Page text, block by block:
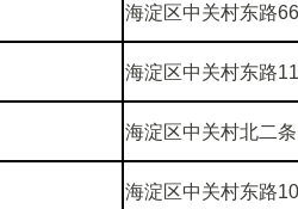
海淀区中关村东路
海淀区中关村东路
海淀区中关村北二
海淀区中关村东路